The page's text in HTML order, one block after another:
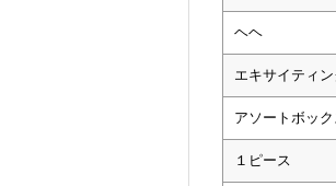
ヘヘ
エキサイティ
アソートボック
１ピース